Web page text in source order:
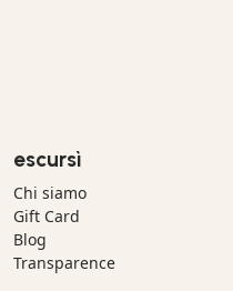
escursì
Chi siamo
Gift Card
Blog
Transparence